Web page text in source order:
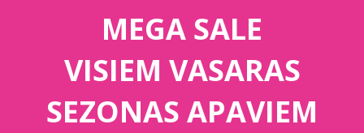
MEGA SALE
VISIEM VASARAS
SEZONAS APAVIEM